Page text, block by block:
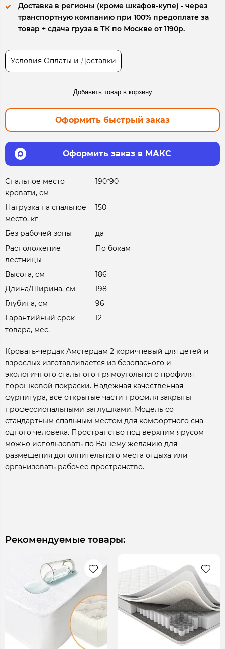
Доставка в регионы (кроме шкафов-купе) - через
транспортную компанию при 100% предоплате за
товар + сдача груза в ТК по Москве от 1190р.
Условия Оплаты и Доставки
Добавить товар в корзину
Оформить быстрый заказ
Оформить заказ в МАКС
Спальное место
кровати, см
190*90
Нагрузка на спальное
место, кг
150
Без рабочей зоны
да
Расположение
лестницы
По бокам
Высота, см
186
Длина/Ширина, см
198
Глубина, см
96
Гарантийный срок
товара, мес.
12
Кровать-чердак Амстердам 2 коричневый для детей и
взрослых изготавливается из безопасного и
экологичного стального прямоугольного профиля
порошковой покраски. Надежная качественная
фурнитура, все открытые части профиля закрыты
профессиональными заглушками. Модель со
стандартным спальным местом для комфортного сна
одного человека. Пространство под верхним ярусом
можно использовать по Вашему желанию для
размещения дополнительного места отдыха или
организовать рабочее пространство.
Рекомендуемые товары: